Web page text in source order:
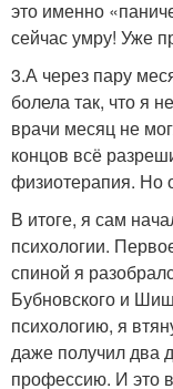
это именно
сейчас умру! Уже
3.А через пару
болела так, что я
врачи месяц не
концов всё
физиотерапия. Но
В итоге, я сам
психологии.
спиной я
Бубновского и
психологию, я
даже получил два
профессию. И это